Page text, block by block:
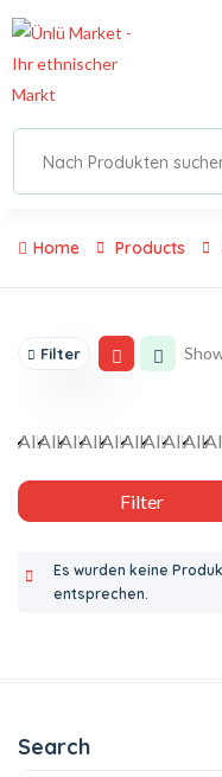
Home Products
Filter
Es wurden keine
entsprechen.
Search